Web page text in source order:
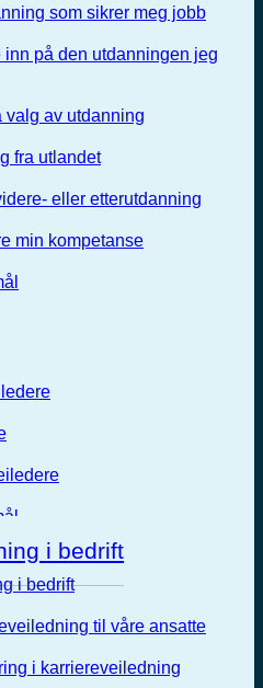
som sikrer meg jobb
inn på den utdanningen jeg
valg av utdanning
fra utlandet
eller etterutdanning
min kompetanse
i bedrift
i bedrift
til våre ansatte
i karriereveiledning